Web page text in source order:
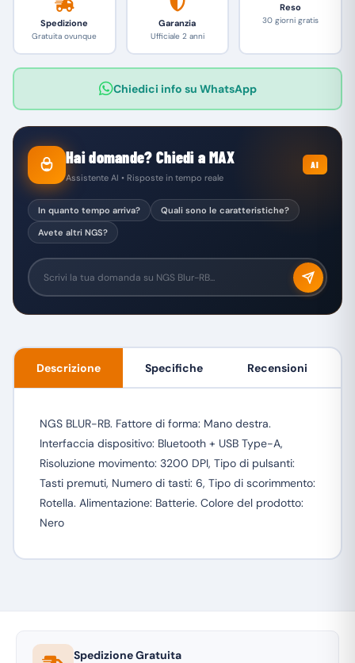
Spedizione
Gratuita ovunque
Garanzia
Ufficiale 2 anni
Reso
30 giorni gratis
Chiedici info su WhatsApp
Hai domande? Chiedi a MAX
Assistente AI • Risposte in tempo reale
AI
In quanto tempo arriva?
Quali sono le caratteristiche?
Avete altri NGS?
Descrizione Specifiche Recensioni
NGS BLUR-RB. Fattore di forma: Mano destra.
Interfaccia dispositivo: Bluetooth + USB Type-A,
Risoluzione movimento: 3200 DPI, Tipo di pulsanti:
Tasti premuti, Numero di tasti: 6, Tipo di scorimmento:
Rotella. Alimentazione: Batterie. Colore del prodotto:
Nero
Spedizione Gratuita